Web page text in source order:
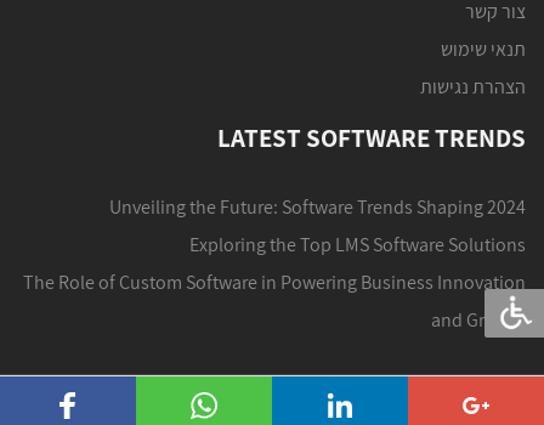
צור קשר
תנאי שימוש
הצהרת נגישות
LATEST SOFTWARE TRENDS
Unveiling the Future: Software Trends Shaping 2024
Exploring the Top LMS Software Solutions
The Role of Custom Software in Powering Business Innovation
and Growth
Share to
WhatsApp
Share to
LinkedIn
Google+